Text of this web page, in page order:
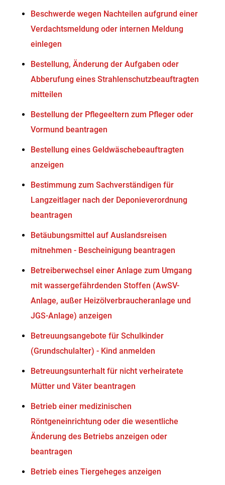
Beschwerde wegen Nachteilen aufgrund einer
Verdachtsmeldung oder internen Meldung
einlegen
Bestellung, Änderung der Aufgaben oder
Abberufung eines Strahlenschutzbeauftragten
mitteilen
Bestellung der Pflegeeltern zum Pfleger oder
Vormund beantragen
Bestellung eines Geldwäschebeauftragten
anzeigen
Bestimmung zum Sachverständigen für
Langzeitlager nach der Deponieverordnung
beantragen
Betäubungsmittel auf Auslandsreisen
mitnehmen - Bescheinigung beantragen
Betreiberwechsel einer Anlage zum Umgang
mit wassergefährdenden Stoffen (AwSV-
Anlage, außer Heizölverbraucheranlage und
JGS-Anlage) anzeigen
Betreuungsangebote für Schulkinder
(Grundschulalter) - Kind anmelden
Betreuungsunterhalt für nicht verheiratete
Mütter und Väter beantragen
Betrieb einer medizinischen
Röntgeneinrichtung oder die wesentliche
Änderung des Betriebs anzeigen oder
beantragen
Betrieb eines Tiergeheges anzeigen